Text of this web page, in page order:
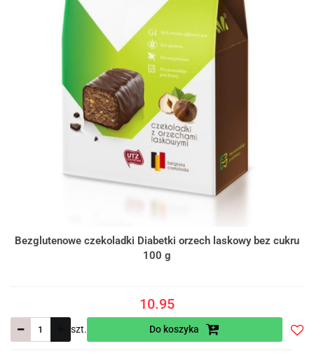
Bezglutenowe czekoladki Diabetki orzech laskowy bez cukru
100 g
10.95
szt. Do koszyka